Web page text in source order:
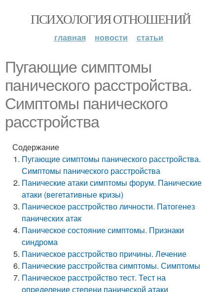
ПСИХОЛОГИЯ ОТНОШЕНИЙ
главная новости статьи
Пугающие симптомы
панического расстройства.
Симптомы панического
расстройства
Содержание
Пугающие симптомы панического расстройства.
Симптомы панического расстройства
Панические атаки симптомы форум. Панические
атаки (вегетативные кризы)
Паническое расстройство личности. Патогенез
панических атак
Паническое состояние симптомы. Признаки
синдрома
Паническое расстройство причины. Лечение
Панические расстройства симптомы. Симптомы
Паническое расстройство тест. Тест на
определение степени панической атаки